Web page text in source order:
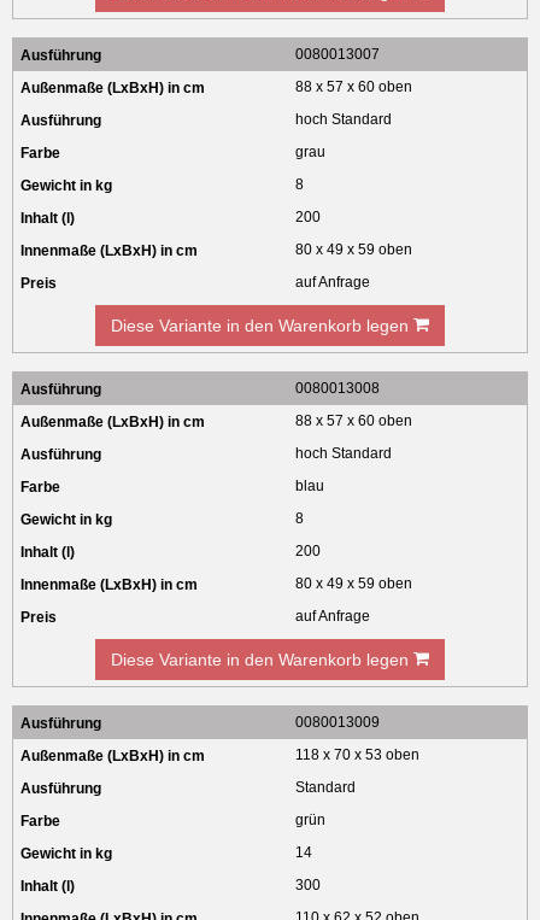
0080013007
88 x 57 x 60 oben
hoch Standard
grau
8
200
80 x 49 x 59 oben
auf Anfrage
Diese Variante in den Warenkorb legen
0080013008
88 x 57 x 60 oben
hoch Standard
blau
8
200
80 x 49 x 59 oben
auf Anfrage
Diese Variante in den Warenkorb legen
0080013009
118 x 70 x 53 oben
Standard
grün
14
300